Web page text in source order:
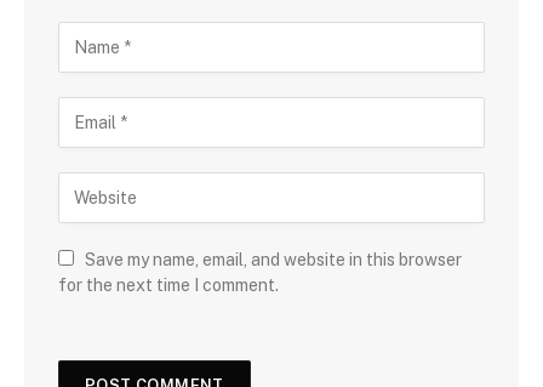
Save my name, email, and website in this browser
for the next time I comment.